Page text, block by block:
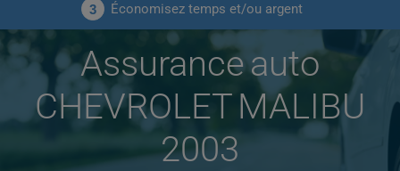
3 Économisez temps et/ou argent
Assurance auto
CHEVROLET MALIBU
2003